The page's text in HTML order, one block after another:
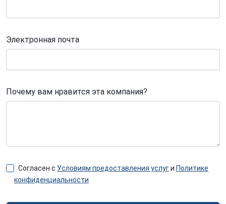
Электронная почта
Почему вам нравится эта компания?
Согласен с Условиям предоставления услуги Политике
конфиденциальности